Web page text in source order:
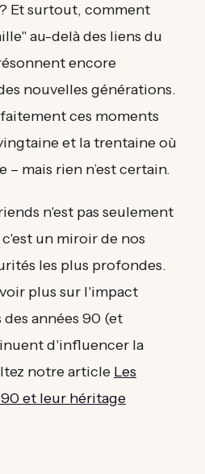
Et surtout, comment
au-delà des liens du
encore
nouvelles générations.
ces moments
et la trentaine où
mais rien n’est certain.
n'est pas seulement
un miroir de nos
les plus profondes.
plus sur l'impact
années 90 (et
d'influencer la
notre article Les
et leur héritage